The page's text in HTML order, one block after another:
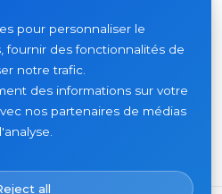
Projets
À propos
Actualités
pour personnaliser le
fournir des fonctionnalités de
notre trafic.
des informations sur votre
nos partenaires de médias
all